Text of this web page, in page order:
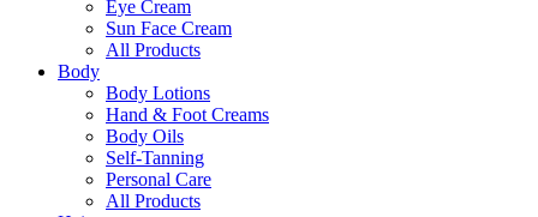
Eye Cream
Sun Face Cream
All Products
Body
Body Lotions
Hand & Foot Creams
Body Oils
Self-Tanning
Personal Care
All Products